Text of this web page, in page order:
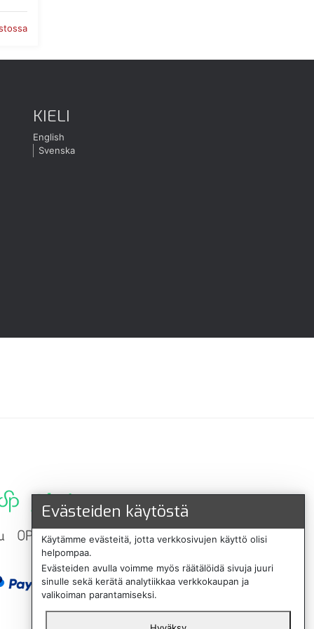
KIELI
English
Svenska
Evästeiden käytöstä
Käytämme evästeitä, jotta verkkosivujen käyttö olisi
helpompaa.
Evästeiden avulla voimme myös räätälöidä sivuja juuri
sinulle sekä kerätä analytiikkaa verkkokaupan ja
valikoiman parantamiseksi.